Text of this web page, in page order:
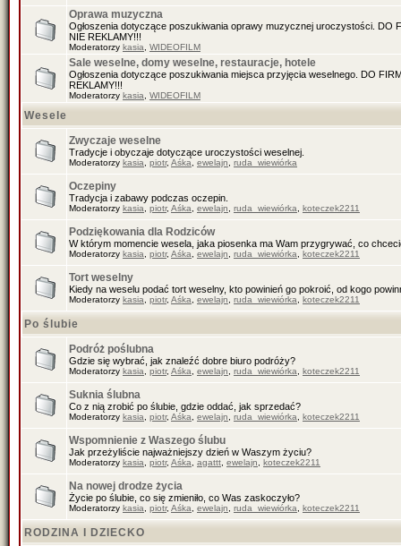
Oprawa muzyczna
Ogłoszenia dotyczące poszukiwania oprawy muzycznej uroczystości. DO
NIE REKLAMY!!!
Moderatorzy kasia WIDEOFILM
Sale weselne, domy weselne, restauracje, hotele
Ogłoszenia dotyczące poszukiwania miejsca przyjęcia weselnego. DO
REKLAMY!!!
Moderatorzy kasia WIDEOFILM
Wesele
Zwyczaje weselne
Tradycje i obyczaje dotyczące uroczystości weselnej.
Moderatorzy kasia piotr, Aśka ewelajn ruda_wiewiórka
Oczepiny
Tradycja i zabawy podczas oczepin.
Moderatorzy kasia piotr, Aśka ewelajn ruda_wiewiórka koteczek2211
Podziękowania dla Rodziców
W którym momencie wesela, jaka piosenka ma Wam przygrywać, co
Moderatorzy kasia piotr, Aśka ewelajn ruda_wiewiórka koteczek2211
Tort weselny
Kiedy na weselu podać tort weselny, kto powinień go pokroić, od kogo
Moderatorzy kasia piotr, Aśka ewelajn ruda_wiewiórka koteczek2211
Po ślubie
Podróż poślubna
Gdzie się wybrać, jak znaleźć dobre biuro podróży?
Moderatorzy kasia piotr, Aśka ewelajn ruda_wiewiórka koteczek2211
Suknia ślubna
Co z nią zrobić po ślubie, gdzie oddać, jak sprzedać?
Moderatorzy kasia piotr, Aśka ewelajn ruda_wiewiórka koteczek2211
Wspomnienie z Waszego ślubu
Jak przeżyliście najważniejszy dzień w Waszym życiu?
Moderatorzy kasia piotr, Aśka agattt ewelajn koteczek2211
Na nowej drodze życia
Życie po ślubie, co się zmieniło, co Was zaskoczyło?
Moderatorzy kasia piotr, Aśka ewelajn ruda_wiewiórka koteczek2211
RODZINA I DZIECKO